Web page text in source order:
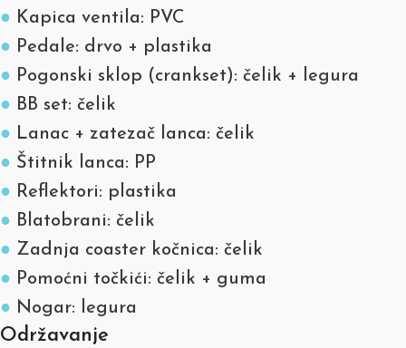
● Kapica ventila: PVC
● Pedale: drvo + plastika
● Pogonski sklop (crankset): čelik + legura
● BB set: čelik
● Lanac + zatezač lanca: čelik
● Štitnik lanca: PP
● Reflektori: plastika
● Blatobrani: čelik
● Zadnja coaster kočnica: čelik
● Pomoćni točkići: čelik + guma
● Nogar: legura
Održavanje